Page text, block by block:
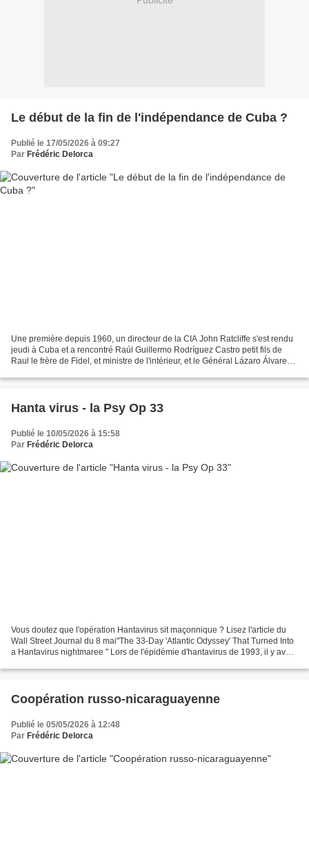
Le début de la fin de l'indépendance de Cuba ?
Publié le 17/05/2026 à 09:27
Par Frédéric Delorca
Une première depuis 1960, un directeur de la CIA John Ratcliffe s'est rendu
jeudi à Cuba et a rencontré Raúl Guillermo Rodríguez Castro petit fils de
Raul le frère de Fidel, et ministre de l'intérieur, et le Général Lázaro Álvarez
Hanta virus - la Psy Op 33
Publié le 10/05/2026 à 15:58
Par Frédéric Delorca
Vous doutez que l'opération Hantavirus sit maçonnique ? Lisez l'article du
Wall Street Journal du 8 mai"The 33-Day 'Atlantic Odyssey' That Turned Into
a Hantavirus nightmaree " Lors de l'épidémie d'hantavirus de 1993, il y avait
Coopération russo-nicaraguayenne
Publié le 05/05/2026 à 12:48
Par Frédéric Delorca